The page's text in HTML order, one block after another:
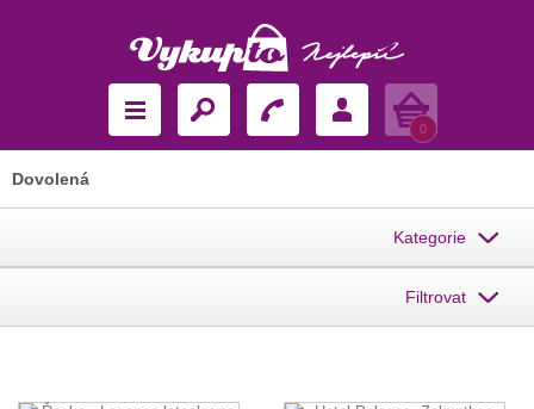
Košík
0
Dovolená
Kategorie
Filtrovat